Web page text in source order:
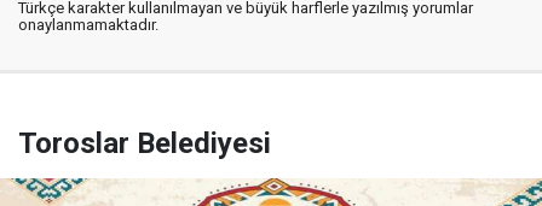
Türkçe karakter kullanılmayan ve büyük harflerle yazılmış yorumlar
onaylanmamaktadır.
Toroslar Belediyesi